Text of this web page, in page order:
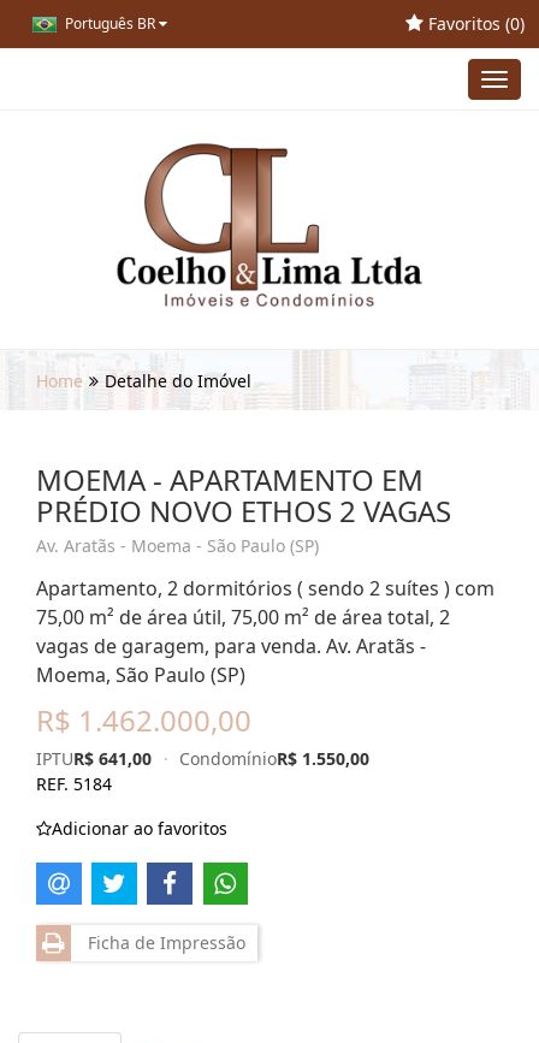
Português BR Favoritos (0)
Home Detalhe do Imóvel
MOEMA - APARTAMENTO EM
PRÉDIO NOVO ETHOS 2 VAGAS
Av. Aratãs - Moema - São Paulo (SP)
Apartamento, 2 dormitórios ( sendo 2 suítes ) com
75,00 m² de área útil, 75,00 m² de área total, 2
vagas de garagem, para venda. Av. Aratãs -
Moema, São Paulo (SP)
R$ 1.462.000,00
IPTUR$ 641,00 · CondomínioR$ 1.550,00
REF. 5184
Adicionar ao favoritos
Ficha de Impressão